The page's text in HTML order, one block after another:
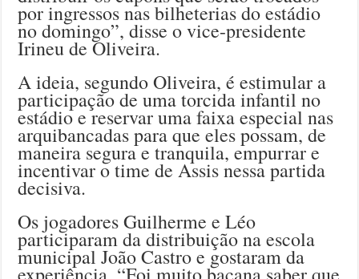
por ingressos nas bilheterias do estádio
no domingo”, disse o vice-presidente
Irineu de Oliveira.
A ideia, segundo Oliveira, é estimular a
participação de uma torcida infantil no
estádio e reservar uma faixa especial nas
arquibancadas para que eles possam, de
maneira segura e tranquila, empurrar e
incentivar o time de Assis nessa partida
decisiva.
Os jogadores Guilherme e Léo
participaram da distribuição na escola
municipal João Castro e gostaram da